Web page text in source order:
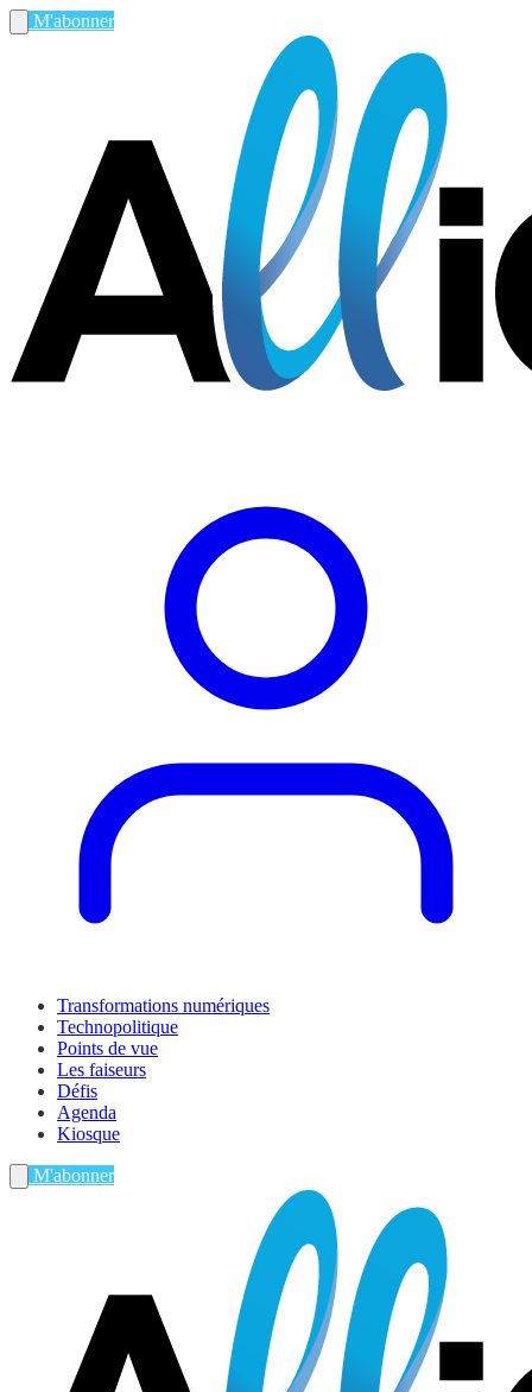
M'abonner
Transformations numériques
Technopolitique
Points de vue
Les faiseurs
Défis
Agenda
Kiosque
M'abonner